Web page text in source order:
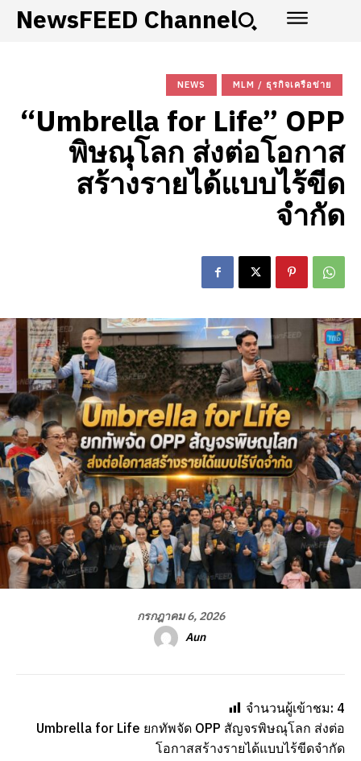
NewsFEED Channel
NEWS MLM / ธุรกิจเครือข่าย
“Umbrella for Life” OPP
พิษณุโลก ส่งต่อโอกาส
สร้างรายได้แบบไร้ขีด
จำกัด
กรกฎาคม 6, 2026
Aun
จำนวนผู้เข้าชม: 4
Umbrella for Life ยกทัพจัด OPP สัญจรพิษณุโลก ส่งต่อ
โอกาสสร้างรายได้แบบไร้ขีดจำกัด